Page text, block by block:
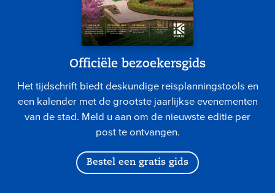
Officiële bezoekersgids
Het tijdschrift biedt deskundige reisplanningstools en
een kalender met de grootste jaarlijkse evenementen
van de stad. Meld u aan om de nieuwste editie per
post te ontvangen.
Bestel een gratis gids